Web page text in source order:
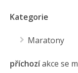
Kategorie
Maratony
příchozíakce se